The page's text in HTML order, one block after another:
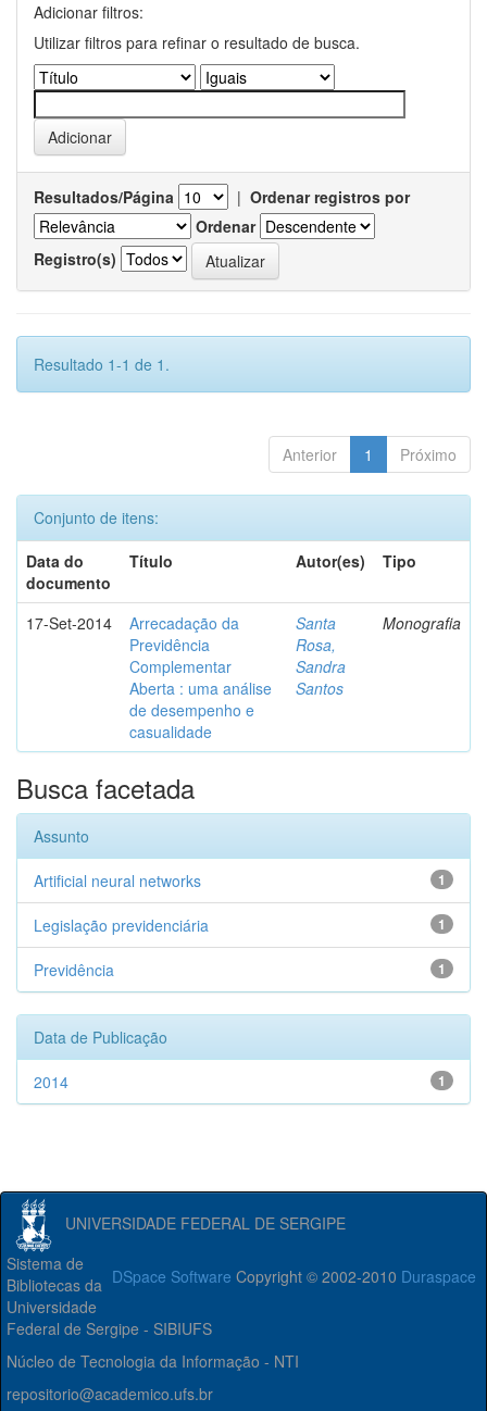
Adicionar filtros:
Utilizar filtros para refinar o resultado de busca.
Resultados/Página | Ordenar registros por
Ordenar
Registro(s)
Resultado 1-1 de 1.
Anterior 1 Próximo
Conjunto de itens:
Data do
documento
Título Autor(es) Tipo
17-Set-2014
Arrecadação da
Previdência
Complementar
Aberta : uma análise
de desempenho e
casualidade
Santa
Rosa,
Sandra
Santos
Monografia
Busca facetada
Assunto
1
Artificial neural networks
1
Legislação previdenciária
1
Previdência
Data de Publicação
1
2014
UNIVERSIDADE FEDERAL DE SERGIPE
DSpace Software Copyright © 2002-2010 Duraspace
Sistema de
Bibliotecas da
Universidade
Federal de Sergipe - SIBIUFS
Núcleo de Tecnologia da Informação - NTI
repositorio@academico.ufs.br